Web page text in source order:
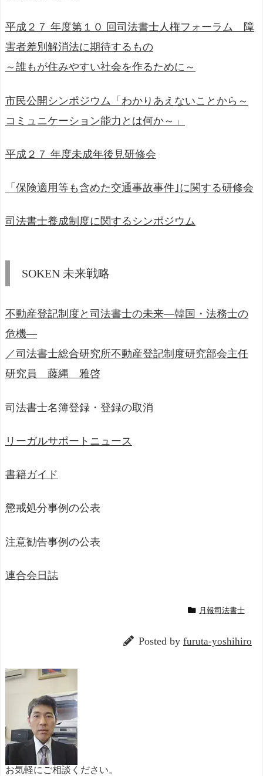
平成２７ 年度第１０ 回司法書士人権フォーラム 障
害者差別解消法に期待するもの
～誰もが住みやすい社会を作るために～
市民公開シンポジウム「わかりあえないことから～
コミュニケーション能力とは何か～」
平成２７ 年度未成年後見研修会
「保険適用等も含めた交通事故事件｣に関する研修会
司法書士養成制度に関するシンポジウム
SOKEN 未来戦略
不動産登記制度と司法書士の未来―韓国・法務士の
危機―
／司法書士総合研究所不動産登記制度研究部会主任
研究員 藤縄 雅啓
司法書士名簿登録・登録の取消
リーガルサポートニュース
書籍ガイド
懲戒処分事例の公表
注意勧告事例の公表
連合会日誌
月報司法書士
Posted by furuta-yoshihiro
お気軽にご相談ください。